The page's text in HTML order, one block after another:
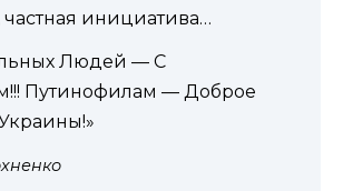
инициатива…
Людей — С
Путинофилам — Доброе